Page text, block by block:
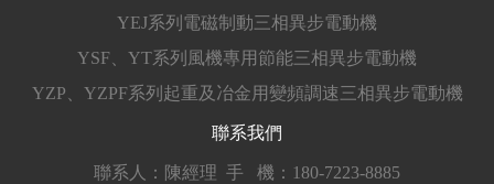
YEJ系列電磁制動三相異步電動機
YSF、YT系列風機專用節能三相異步電動機
YZP、YZPF系列起重及冶金用變頻調速三相異步電動機
聯系我們
聯系人：陳經理 手 機：180-7223-8885